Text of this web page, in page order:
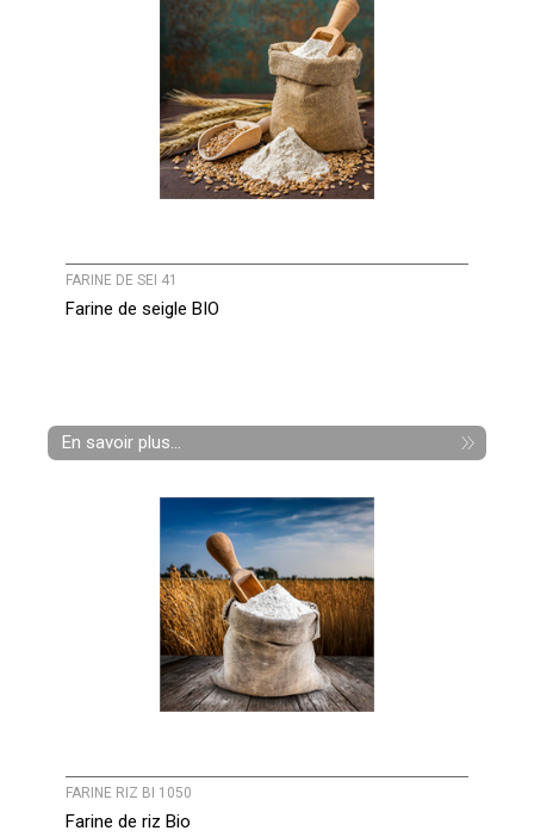
FARINE DE SEI 41
Farine de seigle BIO
En savoir plus...
FARINE RIZ BI 1050
Farine de riz Bio